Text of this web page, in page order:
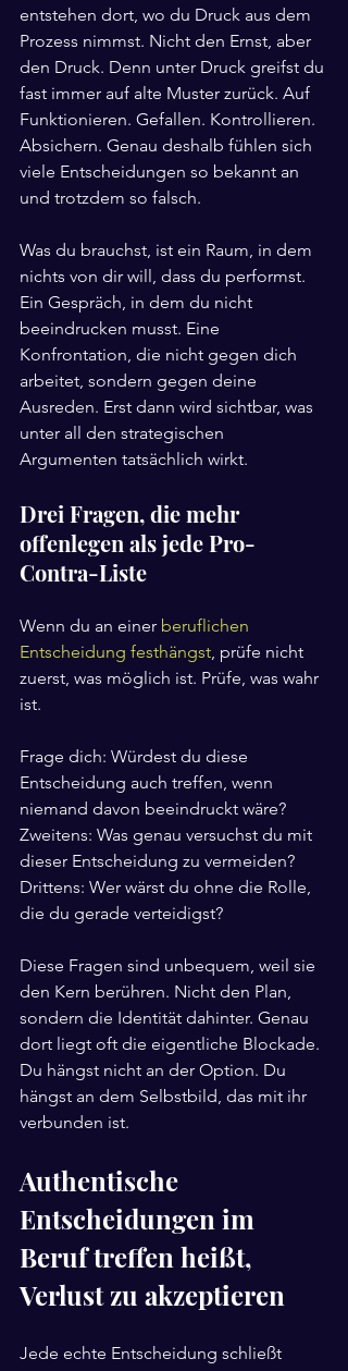
entstehen dort, wo du Druck aus dem
Prozess nimmst. Nicht den Ernst, aber
den Druck. Denn unter Druck greifst du
fast immer auf alte Muster zurück. Auf
Funktionieren. Gefallen. Kontrollieren.
Absichern. Genau deshalb fühlen sich
viele Entscheidungen so bekannt an
und trotzdem so falsch.
Was du brauchst, ist ein Raum, in dem
nichts von dir will, dass du performst.
Ein Gespräch, in dem du nicht
beeindrucken musst. Eine
Konfrontation, die nicht gegen dich
arbeitet, sondern gegen deine
Ausreden. Erst dann wird sichtbar, was
unter all den strategischen
Argumenten tatsächlich wirkt.
Drei Fragen, die mehr
offenlegen als jede Pro-
Contra-Liste
Wenn du an einer beruflichen
Entscheidung festhängst, prüfe nicht
zuerst, was möglich ist. Prüfe, was wahr
ist.
Frage dich: Würdest du diese
Entscheidung auch treffen, wenn
niemand davon beeindruckt wäre?
Zweitens: Was genau versuchst du mit
dieser Entscheidung zu vermeiden?
Drittens: Wer wärst du ohne die Rolle,
die du gerade verteidigst?
Diese Fragen sind unbequem, weil sie
den Kern berühren. Nicht den Plan,
sondern die Identität dahinter. Genau
dort liegt oft die eigentliche Blockade.
Du hängst nicht an der Option. Du
hängst an dem Selbstbild, das mit ihr
verbunden ist.
Authentische
Entscheidungen im
Beruf treffen heißt,
Verlust zu akzeptieren
Jede echte Entscheidung schließt